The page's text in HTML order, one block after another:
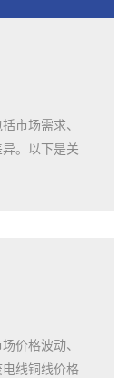
市场需求、
。以下是关
价格波动、
线铜线价格